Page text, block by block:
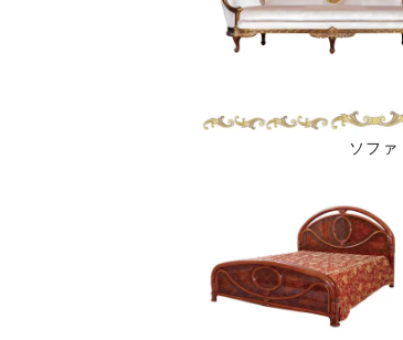
ソファ